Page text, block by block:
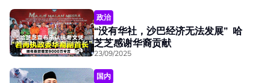
政治
“没有华社，沙巴经济无法发展” 哈
芝芝感谢华裔贡献
23/09/2025
国内